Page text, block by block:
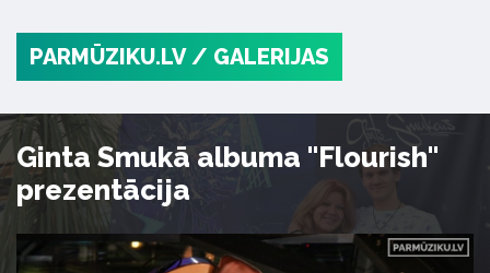
PARMŪZIKU.LV / GALERIJAS
Ginta Smukā albuma "Flourish"
prezentācija